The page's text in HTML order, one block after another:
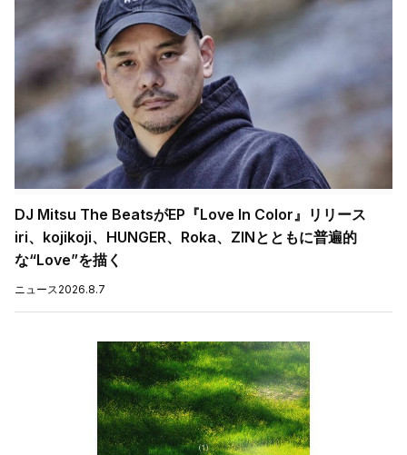
DJ Mitsu The BeatsがEP『Love In Color』リリース
iri、kojikoji、HUNGER、Roka、ZINとともに普遍的
な“Love”を描く
ニュース 2026.8.7